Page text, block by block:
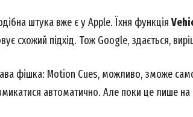
штука вже є у Apple. Їхня функція
схожий підхід. Тож Google, здається,
фішка: Motion Cues, можливо, зможе
автоматично. Але поки це лише на